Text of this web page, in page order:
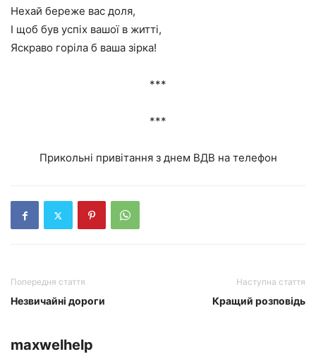
Нехай береже вас доля,
І щоб був успіх вашої в житті,
Яскраво горіла б ваша зірка!
***
***
Прикольні привітання з днем ВДВ на телефон
Попередня стаття
Незвичайні дороги
Наступна стаття
Кращий розповідь
maxwelhelp